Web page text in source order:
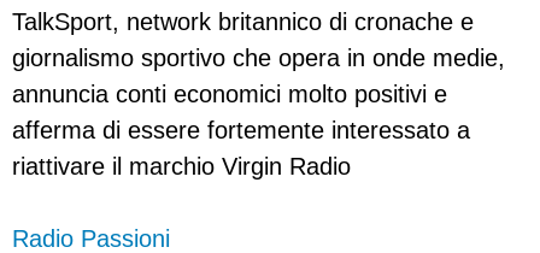
TalkSport, network britannico di cronache e
giornalismo sportivo che opera in onde medie,
annuncia conti economici molto positivi e
afferma di essere fortemente interessato a
riattivare il marchio Virgin Radio
Radio Passioni